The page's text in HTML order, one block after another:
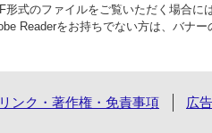
形式のファイルをご覧いただく場合に
Readerをお持ちでない方は、バナ
リンク・著作権・免責事項 広